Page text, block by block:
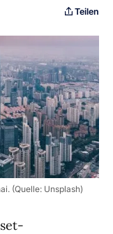
Teilen
(Quelle: Unsplash)